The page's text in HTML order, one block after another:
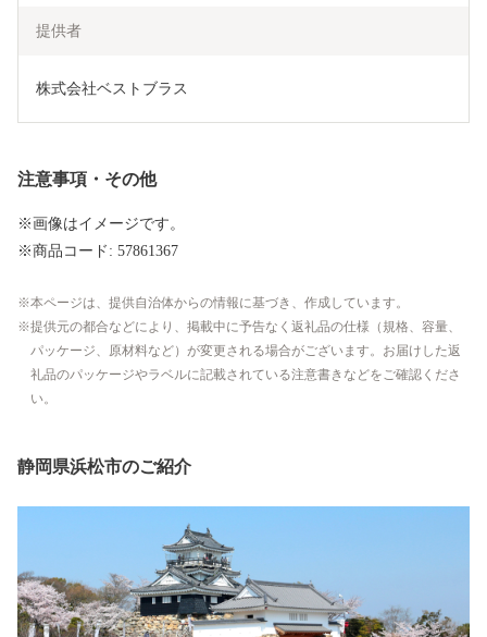
提供者
株式会社ベストブラス
注意事項・その他
※画像はイメージです。
※商品コード: 57861367
本ページは、提供自治体からの情報に基づき、作成しています。
提供元の都合などにより、掲載中に予告なく返礼品の仕様（規格、容量、
パッケージ、原材料など）が変更される場合がございます。お届けした返
礼品のパッケージやラベルに記載されている注意書きなどをご確認くださ
い。
静岡県浜松市のご紹介